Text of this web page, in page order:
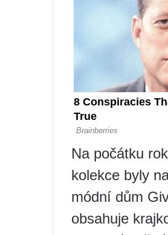
Na počátku
kolekce byly
módní dům
obsahuje